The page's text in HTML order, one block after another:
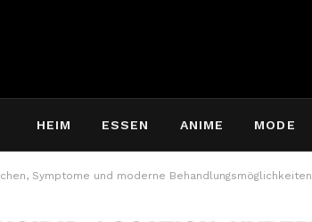
HEIM ESSEN ANIME MODE
Symptome und moderne Behandlungsmöglichkeiten